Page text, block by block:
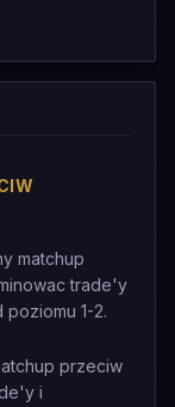
matchup
trade'y
1-2.
przeciw
i